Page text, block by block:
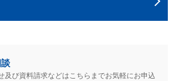
及び資料請求などはこちらまでお気軽にお申込